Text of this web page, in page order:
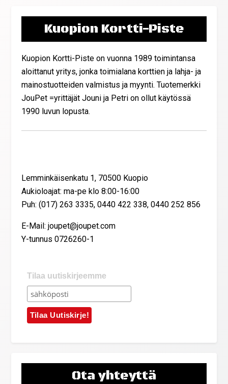
Kuopion Kortti-Piste
Kuopion Kortti-Piste on vuonna 1989 toimintansa
aloittanut yritys, jonka toimialana korttien ja lahja- ja
mainostuotteiden valmistus ja myynti. Tuotemerkki
JouPet =yrittäjät Jouni ja Petri on ollut käytössä
1990 luvun lopusta.
Lemminkäisenkatu 1, 70500 Kuopio
Aukioloajat: ma-pe klo 8:00-16:00
Puh: (017) 263 3335, 0440 422 338, 0440 252 856
E-Mail: joupet@joupet.com
Y-tunnus 0726260-1
Tilaa uutiskirjeemme
Ota yhteyttä